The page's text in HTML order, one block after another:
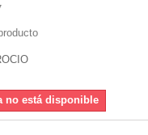
no está disponible